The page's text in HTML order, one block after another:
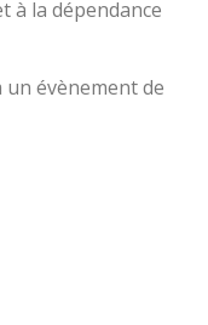
à la dépendance
évènement de